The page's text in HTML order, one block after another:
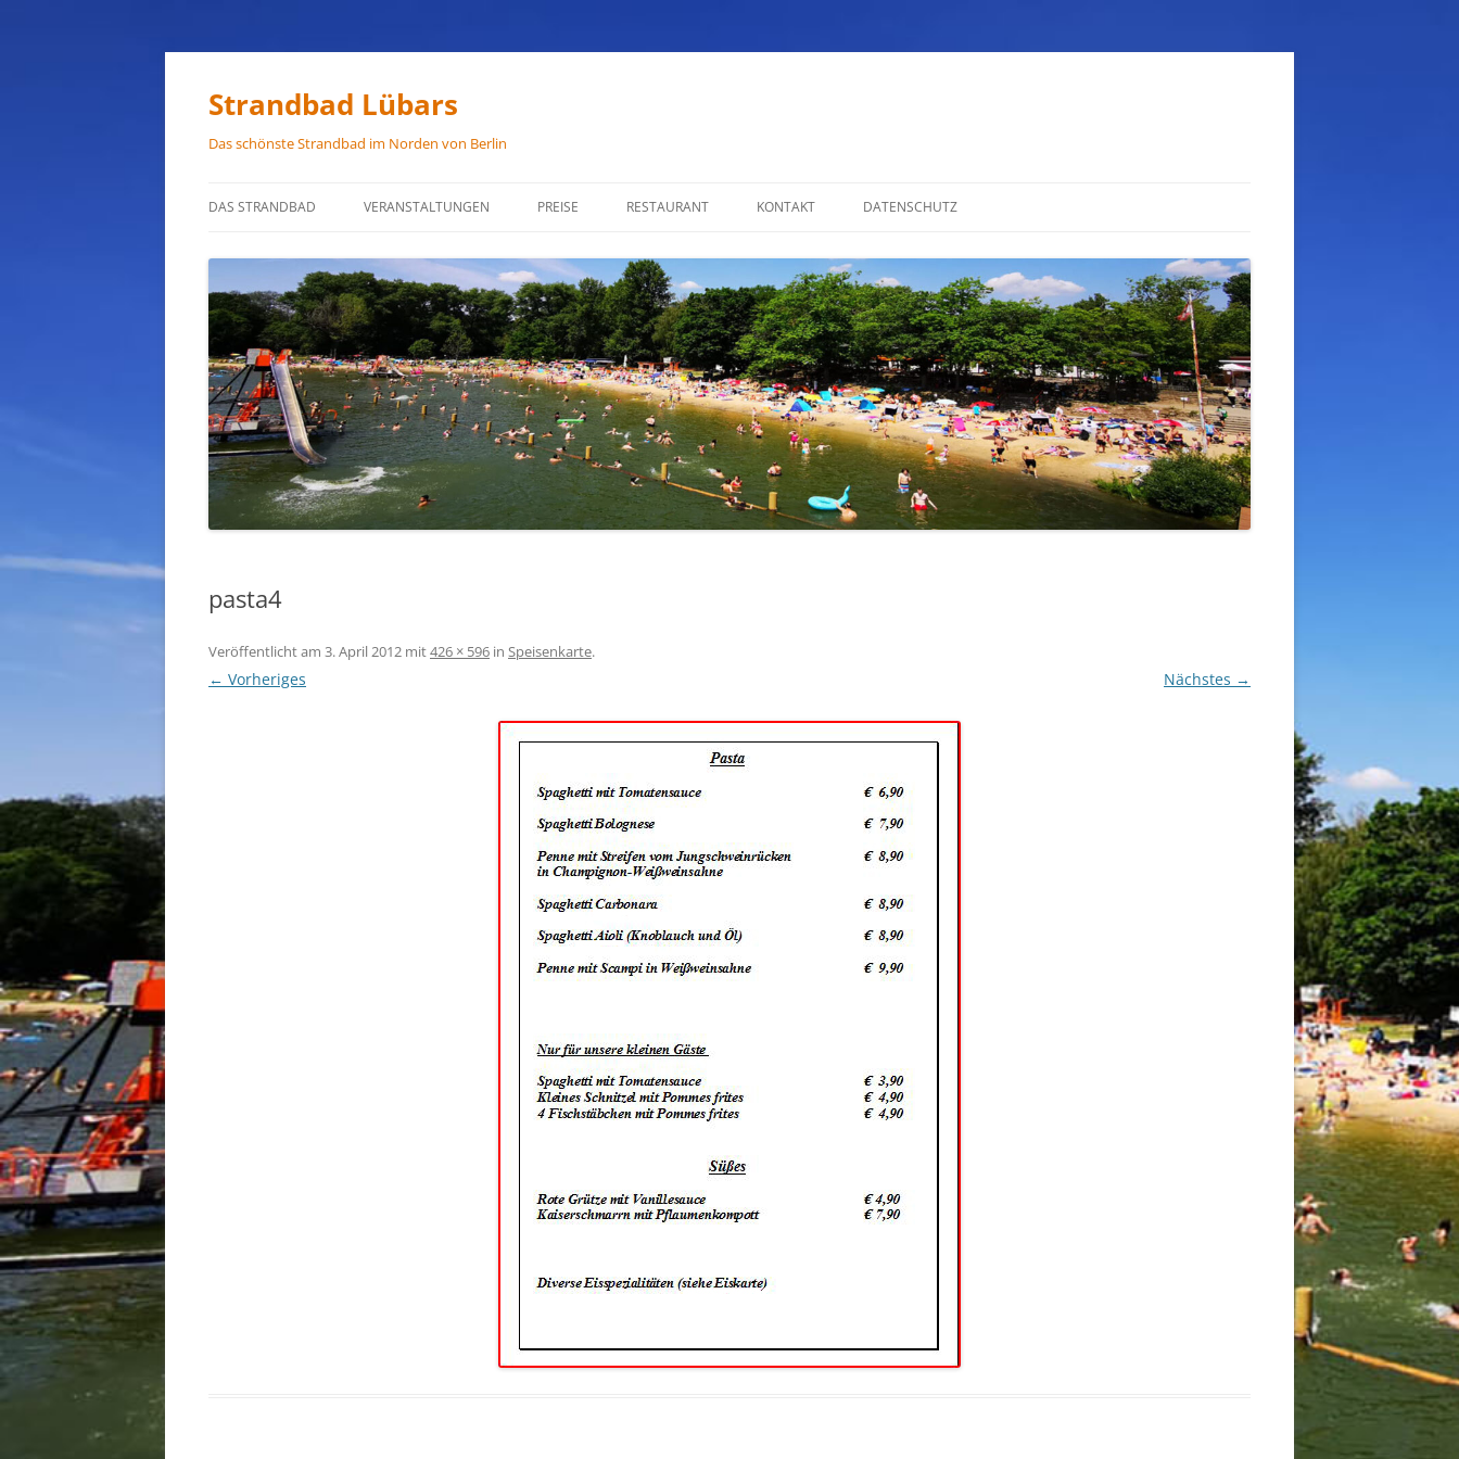
Zum
Strandbad Lübars
Das schönste Strandbad im Norden von Berlin
DAS STRANDBAD
ANFAHRT
HAUSORDNUNG
VERMIETUNG
PRESSEFOTOS
JOB-ANGEBOTE
VERANSTALTUNGEN PREISE RESTAURANT
ÖFFNUNGSZEITEN
PARTYSERVICE
RÄUMLICHKEITEN
KONTAKT DATENSCHUTZ
pasta4
Veröffentlicht am 3. April 2012 mit426 × 596 in Speisenkarte.
← Vorheriges Nächstes →